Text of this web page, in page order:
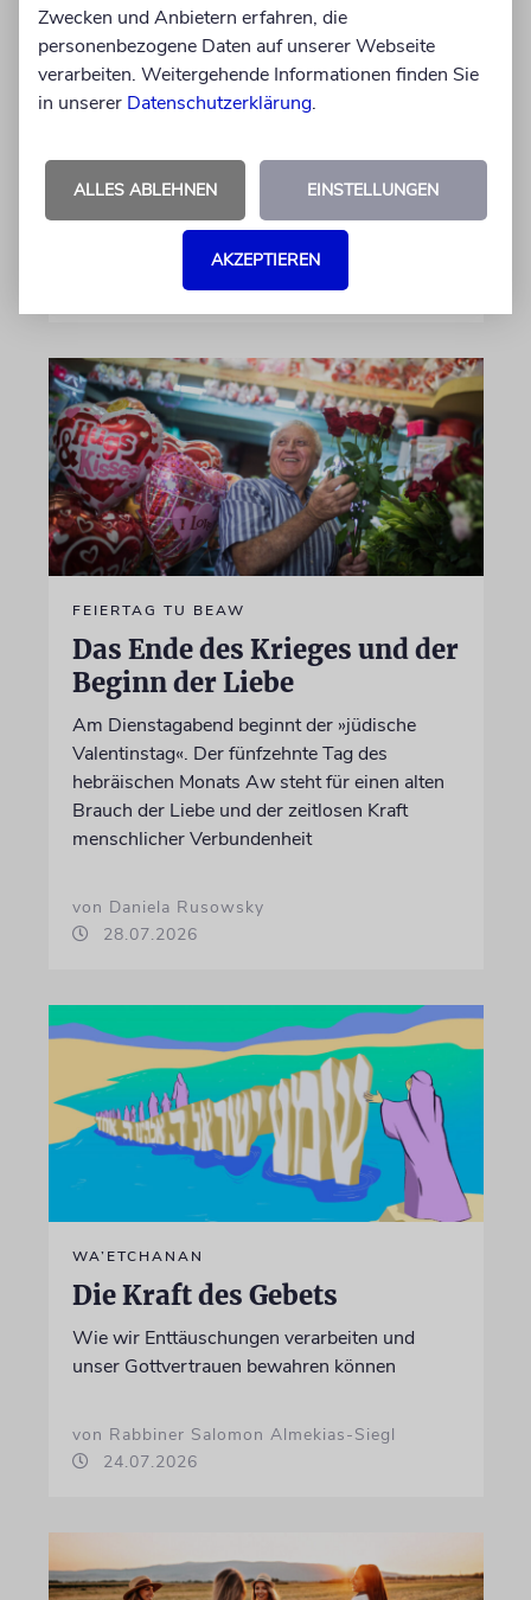
Geliehene Mütter?
Der Schmerz ungewollter Kinderlosigkeit
begleitet die jüdische Tradition seit der Tora.
heute neue Möglichkeiten – stellt die Halacha
jedoch vor grundlegende Fragen
von Chajm Guski
30.07.2026
FEIERTAG TU BEAW
Das Ende des Krieges und der
Beginn der Liebe
Am Dienstagabend beginnt der »jüdische
Valentinstag«. Der fünfzehnte Tag des
hebräischen Monats Aw steht für einen alten
Brauch der Liebe und der zeitlosen Kraft
menschlicher Verbundenheit
von Daniela Rusowsky
28.07.2026
WA’ETCHANAN
Die Kraft des Gebets
Wie wir Enttäuschungen verarbeiten und
unser Gottvertrauen bewahren können
von Rabbiner Salomon Almekias-Siegl
24.07.2026
Zwecken und Anbietern erfahren, die
personenbezogene Daten auf unserer Webseite
verarbeiten. Weitergehende Informationen finden Sie
in unserer Datenschutzerklärung.
ALLES ABLEHNEN EINSTELLUNGEN
AKZEPTIEREN